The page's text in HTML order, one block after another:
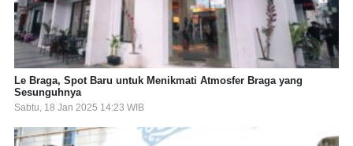
Le Braga, Spot Baru untuk Menikmati Atmosfer Braga yang
Sesunguhnya
Sabtu, 18 Jan 2025 14:23 WIB